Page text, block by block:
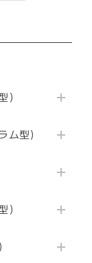
）
ム型）
）